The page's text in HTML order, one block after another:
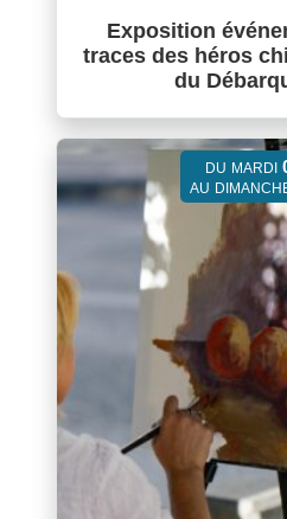
Exposition
traces des héros
du
DU MARDI
AU